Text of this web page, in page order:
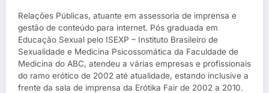
Relações Públicas, atuante em assessoria de imprensa e
gestão de conteúdo para internet. Pós graduada em
Educação Sexual pelo ISEXP – Instituto Brasileiro de
Sexualidade e Medicina Psicossomática da Faculdade de
Medicina do ABC, atendeu a várias empresas e profissionais
do ramo erótico de 2002 até atualidade, estando inclusive a
frente da sala de imprensa da Erótika Fair de 2002 a 2010.